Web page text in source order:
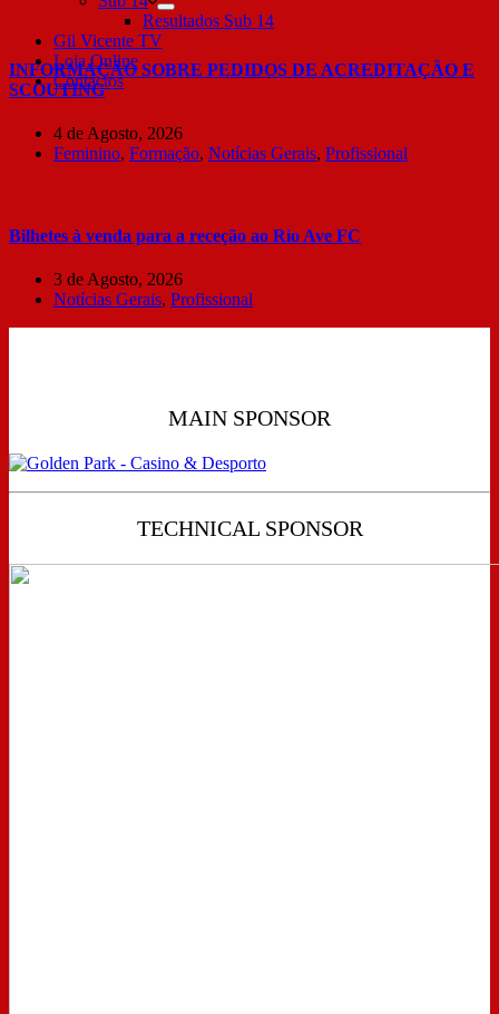
Resultados Sub 14
Gil Vicente TV
Loja Online
Contactos
INFORMAÇÃO SOBRE PEDIDOS DE ACREDITAÇÃO E
SCOUTING
4 de Agosto, 2026
Feminino, Formação, Notícias Gerais, Profissional
Bilhetes à venda para a receção ao Rio Ave FC
3 de Agosto, 2026
Notícias Gerais, Profissional
MAIN SPONSOR
TECHNICAL SPONSOR